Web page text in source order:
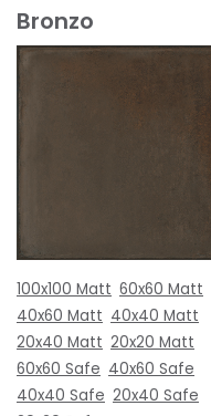
Bronzo
100x100 Matt 60x60 Matt
40x60 Matt 40x40 Matt
20x40 Matt 20x20 Matt
60x60 Safe 40x60 Safe
40x40 Safe 20x40 Safe